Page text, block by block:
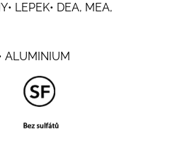
LEPEK• DEA, MEA,
ALUMINIUM